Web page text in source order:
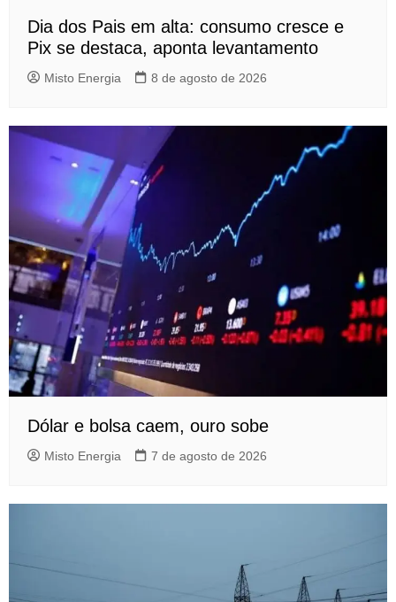
Dia dos Pais em alta: consumo cresce e
Pix se destaca, aponta levantamento
Misto Energia 8 de agosto de 2026
Dólar e bolsa caem, ouro sobe
Misto Energia 7 de agosto de 2026